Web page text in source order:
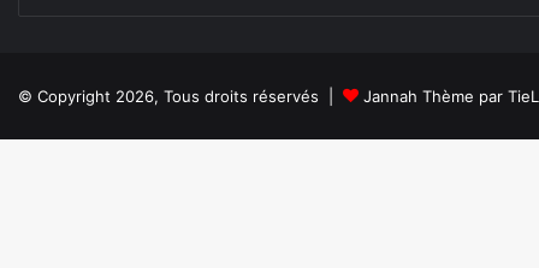
© Copyright 2026, Tous droits réservés | Jannah Thème par